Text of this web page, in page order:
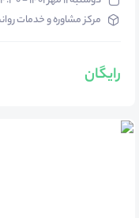
مرکز مشاوره و خدمات
رایگان